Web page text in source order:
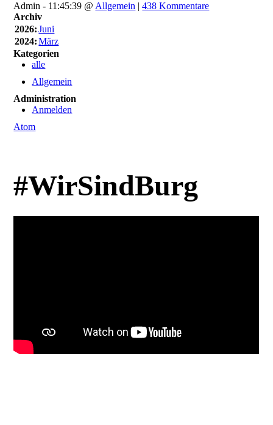
Admin - 11:45:39 @ Allgemein |438 Kommentare
Archiv
2026: Juni
2024: März
Kategorien
alle
Allgemein
Administration
Anmelden
Atom
#WirSindBurg